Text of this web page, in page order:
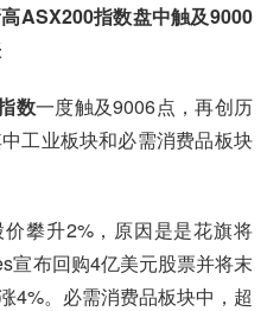
ASX200指数盘中触及9000
数一度触及9006点，再创历
工业板块和必需消费品板块
攀升2%，原因是是花旗将
宣布回购4亿美元股票并将末
4%。必需消费品板块中，超